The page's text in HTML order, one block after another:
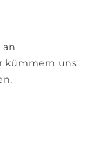
an
kümmern uns